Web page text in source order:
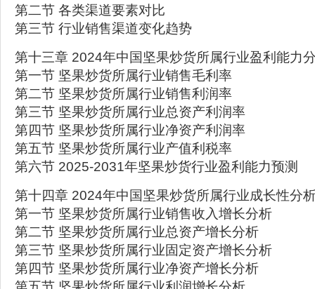
第二节 各类渠道要素对比
第三节 行业销售渠道变化趋势
第十三章 2024年中国坚果炒货所属行业盈利能力
第一节 坚果炒货所属行业销售毛利率
第二节 坚果炒货所属行业销售利润率
第三节 坚果炒货所属行业总资产利润率
第四节 坚果炒货所属行业净资产利润率
第五节 坚果炒货所属行业产值利税率
第六节 2025-2031年坚果炒货行业盈利能力预测
第十四章 2024年中国坚果炒货所属行业成长性分
第一节 坚果炒货所属行业销售收入增长分析
第二节 坚果炒货所属行业总资产增长分析
第三节 坚果炒货所属行业固定资产增长分析
第四节 坚果炒货所属行业净资产增长分析